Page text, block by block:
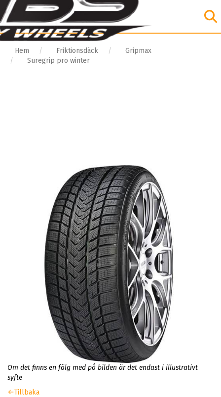
Hem Friktionsdäck
Gripmax
Suregrip pro winter
Om det finns en fälg med på bilden är det endast i illustrativt
syfte
Tillbaka